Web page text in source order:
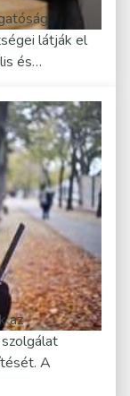
látják el
és…
az
A